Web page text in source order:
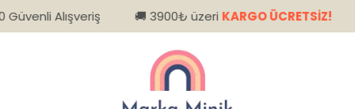
🚚 3900₺ üzeriKARGO ÜCRETSİZ! 📦 Kapıda